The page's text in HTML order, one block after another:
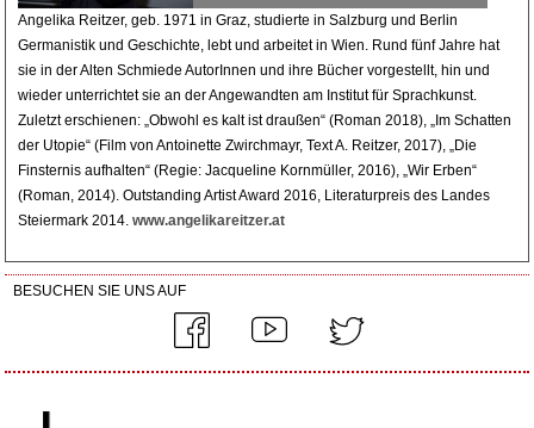
Angelika Reitzer, geb. 1971 in Graz, studierte in Salzburg und Berlin
Germanistik und Geschichte, lebt und arbeitet in Wien. Rund fünf Jahre hat
sie in der Alten Schmiede AutorInnen und ihre Bücher vorgestellt, hin und
wieder unterrichtet sie an der Angewandten am Institut für Sprachkunst.
Zuletzt erschienen: „Obwohl es kalt ist draußen“ (Roman 2018), „Im Schatten
der Utopie“ (Film von Antoinette Zwirchmayr, Text A. Reitzer, 2017), „Die
Finsternis aufhalten“ (Regie: Jacqueline Kornmüller, 2016), „Wir Erben“
(Roman, 2014). Outstanding Artist Award 2016, Literaturpreis des Landes
Steiermark 2014.www.angelikareitzer.at
BESUCHEN SIE UNS AUF